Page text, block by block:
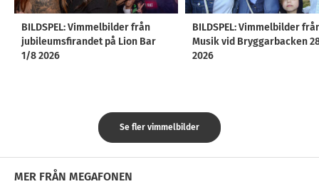
BILDSPEL: Vimmelbilder från
jubileumsfirandet på Lion Bar
1/8 2026
BILDSPEL: Vimmelbilder
Musik vid Bryggarbacken
2026
Se fler vimmelbilder
MER FRÅN MEGAFONEN